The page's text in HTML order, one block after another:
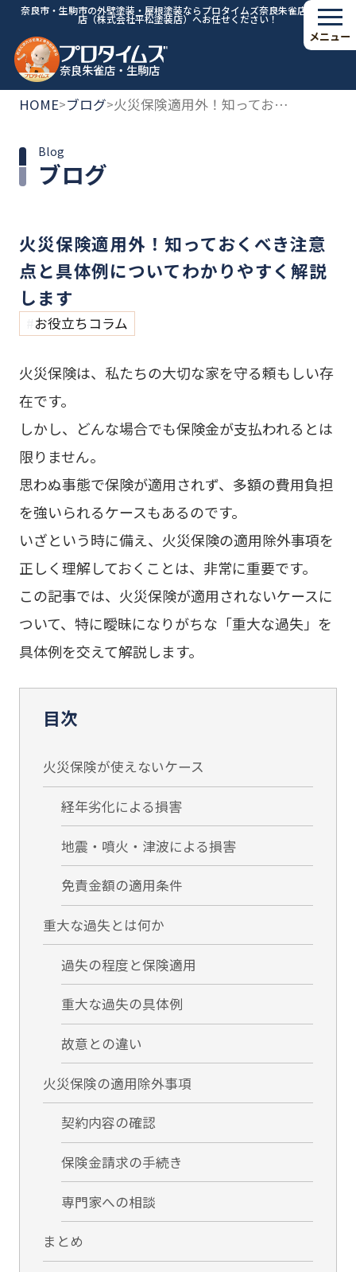
奈良市・生駒市の外壁塗装・屋根塗装ならプロタイムズ奈良朱雀店・生駒
店（株式会社平松塗装店）へお任せください！
奈良朱雀店・生駒店
メニュー
HOME>ブログ> 火災保険適用外！知っておくべき注意点と具体例についてわかりやすく解説します
ブログ
Blog
火災保険適用外！知っておくべき注意
点と具体例についてわかりやすく解説
します
お役立ちコラム
火災保険は、私たちの大切な家を守る頼もしい存
在です。
しかし、どんな場合でも保険金が支払われるとは
限りません。
思わぬ事態で保険が適用されず、多額の費用負担
を強いられるケースもあるのです。
いざという時に備え、火災保険の適用除外事項を
正しく理解しておくことは、非常に重要です。
この記事では、火災保険が適用されないケースに
ついて、特に曖昧になりがちな「重大な過失」を
具体例を交えて解説します。
目次
火災保険が使えないケース
経年劣化による損害
地震・噴火・津波による損害
免責金額の適用条件
重大な過失とは何か
過失の程度と保険適用
重大な過失の具体例
故意との違い
火災保険の適用除外事項
契約内容の確認
保険金請求の手続き
専門家への相談
まとめ